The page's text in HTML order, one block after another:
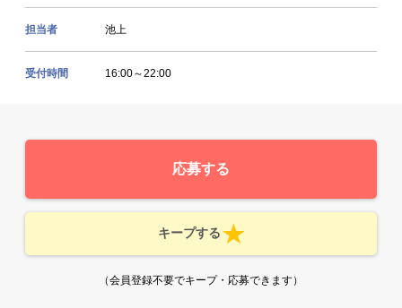
担当者 池上
受付時間 16:00～22:00
応募する
キープする
（会員登録不要でキープ・応募できます）